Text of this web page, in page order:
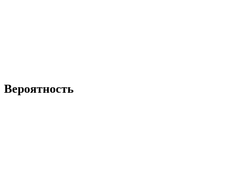
Вероятность